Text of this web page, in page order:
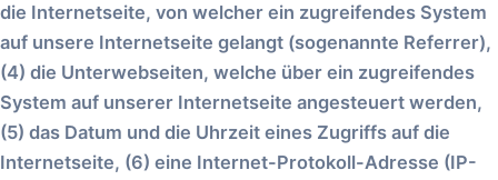
die Internetseite, von welcher ein zugreifendes System
auf unsere Internetseite gelangt (sogenannte Referrer),
(4) die Unterwebseiten, welche über ein zugreifendes
System auf unserer Internetseite angesteuert werden,
(5) das Datum und die Uhrzeit eines Zugriffs auf die
Internetseite, (6) eine Internet-Protokoll-Adresse (IP-